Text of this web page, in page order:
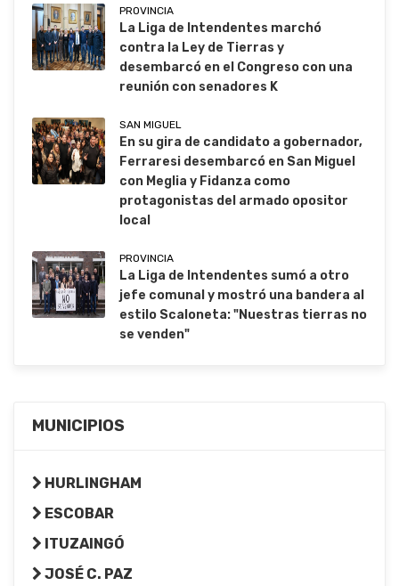
PROVINCIA
La Liga de Intendentes marchó
contra la Ley de Tierras y
desembarcó en el Congreso con una
reunión con senadores K
SAN MIGUEL
En su gira de candidato a gobernador,
Ferraresi desembarcó en San Miguel
con Meglia y Fidanza como
protagonistas del armado opositor
local
PROVINCIA
La Liga de Intendentes sumó a otro
jefe comunal y mostró una bandera al
estilo Scaloneta: "Nuestras tierras no
se venden"
MUNICIPIOS
HURLINGHAM
ESCOBAR
ITUZAINGÓ
JOSÉ C. PAZ